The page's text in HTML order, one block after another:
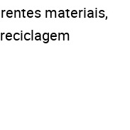
materiais,